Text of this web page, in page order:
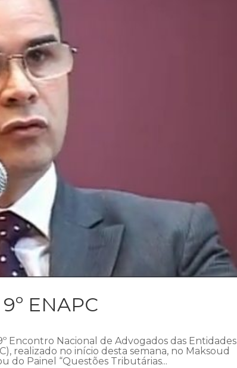
ENAPC
Encontro Nacional de Advogados das Entidades
realizado no início desta semana, no Maksoud
do Painel “Questões Tributárias...